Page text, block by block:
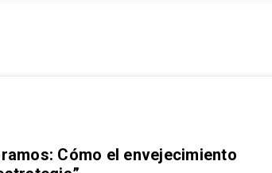
Cómo el envejecimiento